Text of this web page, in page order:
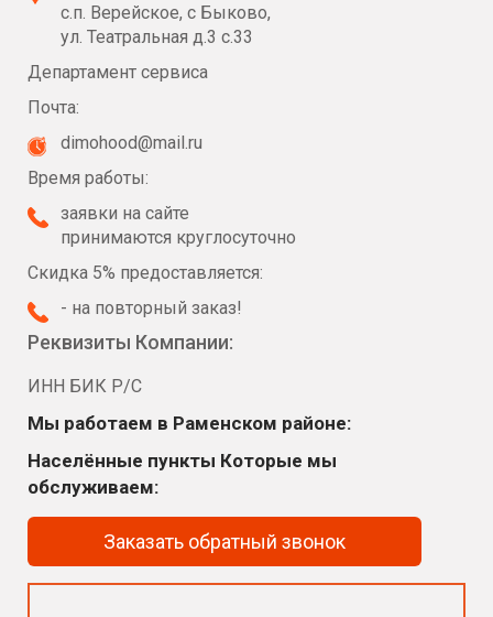
с.п. Верейское, с Быково,
ул. Театральная д.3 с.33
Департамент сервиса
Почта:
dimohood@mail.ru
Время работы:
заявки на сайте
принимаются круглосуточно
Скидка 5% предоставляется:
- на повторный заказ!
Реквизиты Компании:
ИНН БИК Р/С
Мы работаем в Раменском районе:
Населённые пункты Которые мы
обслуживаем:
Заказать обратный звонок